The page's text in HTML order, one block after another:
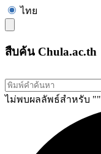
ไทย
สืบค้น Chula.ac.th
ไม่พบผลลัพธ์สำหรับ ""